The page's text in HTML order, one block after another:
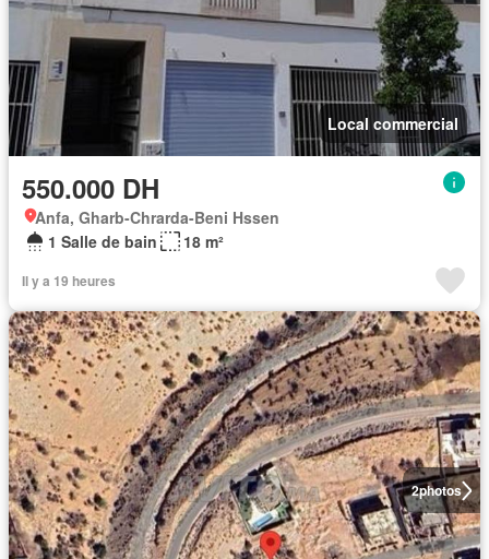
Local commercial
550.000 DH
Anfa, Gharb-Chrarda-Beni Hssen
1 Salle de bain
18 m²
Il y a 19 heures
2photos